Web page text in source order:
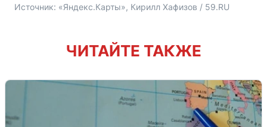
Источник: «Яндекс.Карты», Кирилл Хафизов / 59.RU
ЧИТАЙТЕ ТАКЖЕ